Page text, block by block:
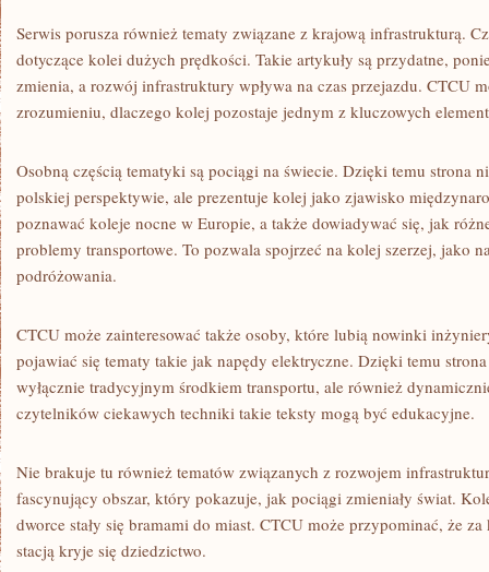
Serwis porusza również tematy związane z krajową infrastrukturą.
dotyczące kolei dużych prędkości. Takie artykuły są przydatne,
zmienia, a rozwój infrastruktury wpływa na czas przejazdu. CTCU
zrozumieniu, dlaczego kolej pozostaje jednym z kluczowych
Osobną częścią tematyki są pociągi na świecie. Dzięki temu strona
polskiej perspektywie, ale prezentuje kolej jako zjawisko
poznawać koleje nocne w Europie, a także dowiadywać się, jak
problemy transportowe. To pozwala spojrzeć na kolej szerzej, jako
podróżowania.
CTCU może zainteresować także osoby, które lubią nowinki
pojawiać się tematy takie jak napędy elektryczne. Dzięki temu
wyłącznie tradycyjnym środkiem transportu, ale również
czytelników ciekawych techniki takie teksty mogą być edukacyjne.
Nie brakuje tu również tematów związanych z rozwojem
fascynujący obszar, który pokazuje, jak pociągi zmieniały świat.
dworce stały się bramami do miast. CTCU może przypominać, że
stacją kryje się dziedzictwo.